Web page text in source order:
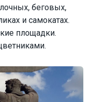
беговых,
и самокатах.
площадки.